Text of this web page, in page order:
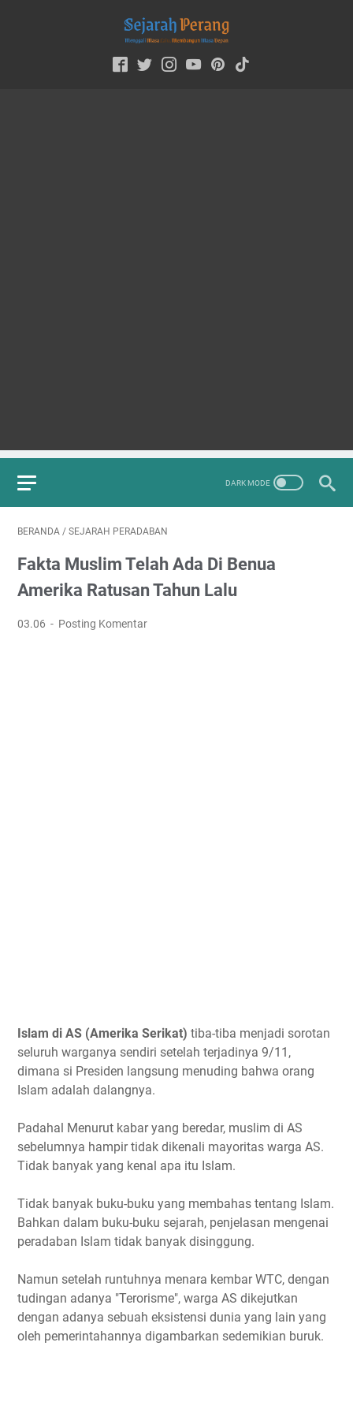
BERANDA / SEJARAH PERADABAN
Fakta Muslim Telah Ada Di Benua
Amerika Ratusan Tahun Lalu
03.06 Posting Komentar
Islam di AS (Amerika Serikat) tiba-tiba menjadi sorotan
seluruh warganya sendiri setelah terjadinya 9/11,
dimana si Presiden langsung menuding bahwa orang
Islam adalah dalangnya.
Padahal Menurut kabar yang beredar, muslim di AS
sebelumnya hampir tidak dikenali mayoritas warga AS.
Tidak banyak yang kenal apa itu Islam.
Tidak banyak buku-buku yang membahas tentang Islam.
Bahkan dalam buku-buku sejarah, penjelasan mengenai
peradaban Islam tidak banyak disinggung.
Namun setelah runtuhnya menara kembar WTC, dengan
tudingan adanya "Terorisme", warga AS dikejutkan
dengan adanya sebuah eksistensi dunia yang lain yang
oleh pemerintahannya digambarkan sedemikian buruk.